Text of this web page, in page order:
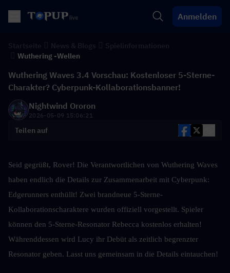
Anmelden
Wuthering -Wellen
Wuthering Waves 3.4 Vorschau: Kostenloser 5-Sterne-
Charakter? Cyberpunk-Kollaborationsbanner!
Nightwind Ororon
2026-05-09 15:06:21
Teilen auf
Seid gegrüßt, Rover! Die Verantwortlichen von Wuthering Waves
haben endlich die Details zur Zusammenarbeit mit Cyberpunk:
Edgerunners enthüllt! Zwei brandneue 5-Sterne-
Kollaborationscharaktere wurden offiziell vorgestellt. Spieler
können den 5-Sterne-Resonator Rebecca kostenlos erhalten!
Währenddessen wird Lucy ihr Debüt als zeitlich begrenzter
Resonator geben. Lasst uns gemeinsam in die Details eintauchen!